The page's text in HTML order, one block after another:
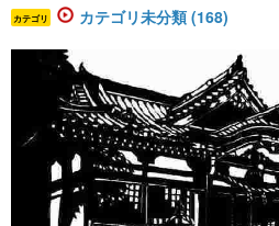
カテゴリ カテゴリ未分類 (168)